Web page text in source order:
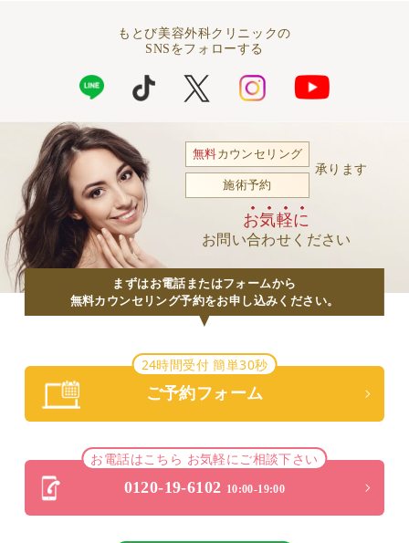
もとび美容外科クリニックの
SNSをフォローする
無料カウンセリング
施術予約
承ります
お気軽に
お問い合わせください
まずはお電話またはフォームから
無料カウンセリング予約をお申し込みください。
24時間受付 簡単30秒
ご予約フォーム
お電話はこちら お気軽にご相談下さい
0120-19-6102 10:00-19:00